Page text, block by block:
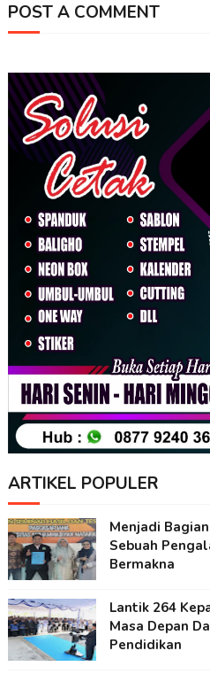
POST A COMMENT
ARTIKEL POPULER
Menjadi
Sebuah
Bermakna
Lantik 264
Masa Depan
Pendidikan